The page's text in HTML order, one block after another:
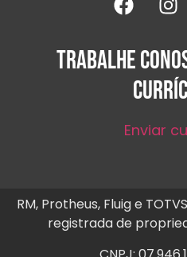
TRABALHE
Enviar
RM, Protheus, Fluig e
registrada de